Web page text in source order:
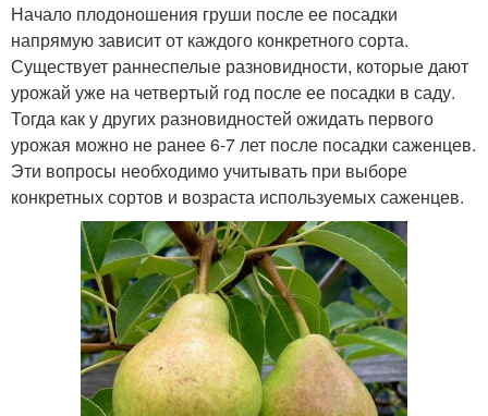
Начало плодоношения груши после ее посадки
напрямую зависит от каждого конкретного сорта.
Существует раннеспелые разновидности, которые дают
урожай уже на четвертый год после ее посадки в саду.
Тогда как у других разновидностей ожидать первого
урожая можно не ранее 6-7 лет после посадки саженцев.
Эти вопросы необходимо учитывать при выборе
конкретных сортов и возраста используемых саженцев.